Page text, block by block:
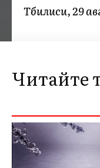
Тбилиси, 29
Читайте